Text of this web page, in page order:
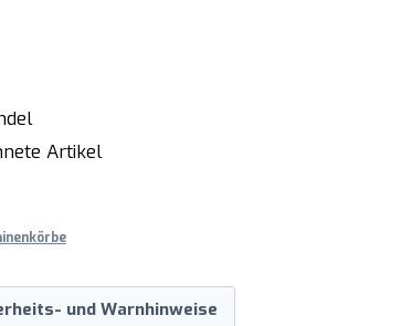
Artikel
und Warnhinweise